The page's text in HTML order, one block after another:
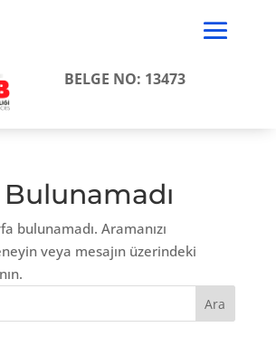
BELGE NO: 13473
bulunamadı. Aramanızı
veya mesajın üzerindeki
Ara